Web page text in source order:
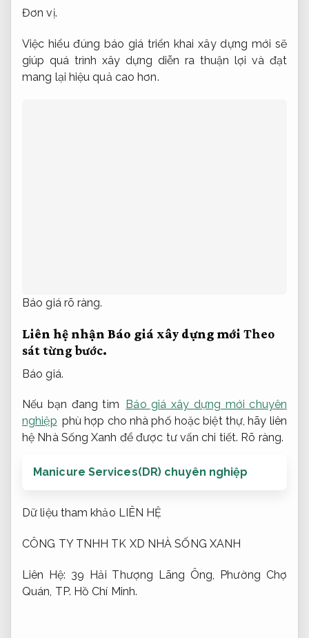
Đơn vị.
Việc hiểu đúng báo giá triển khai xây dựng mới sẽ
giúp quá trình xây dựng diễn ra thuận lợi và đạt
mang lại hiệu quả cao hơn.
Báo giá rõ ràng.
Liên hệ nhận Báo giá xây dựng mới Theo
sát từng bước.
Báo giá.
Nếu bạn đang tìm
Báo giá xây dựng mới chuyên
nghiệp phù hợp cho nhà phố hoặc biệt thự, hãy liên
hệ Nhà Sống Xanh để được tư vấn chi tiết. Rõ ràng.
Manicure Services(DR) chuyên nghiệp
Dữ liệu tham khảo LIÊN HỆ
CÔNG TY TNHH TK XD NHÀ SỐNG XANH
Liên Hệ: 39 Hải Thượng Lãng Ông, Phường Chợ
Quán, TP. Hồ Chí Minh.